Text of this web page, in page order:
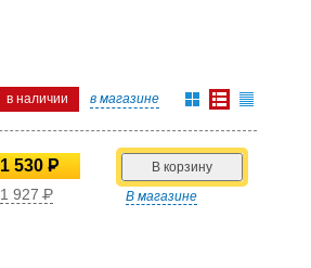
в наличии в магазине
В магазине
1 530 P
УБ.
1 927P